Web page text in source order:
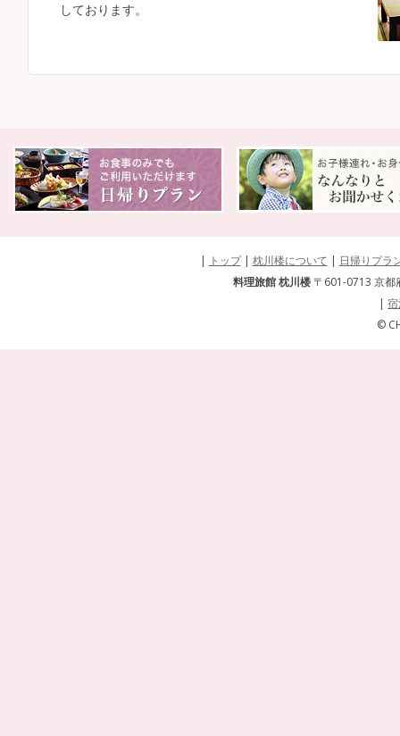
しております。
| トップ| 枕川楼について | 日帰りプラ
料理旅館 枕川楼〒601-0713 京
|
©